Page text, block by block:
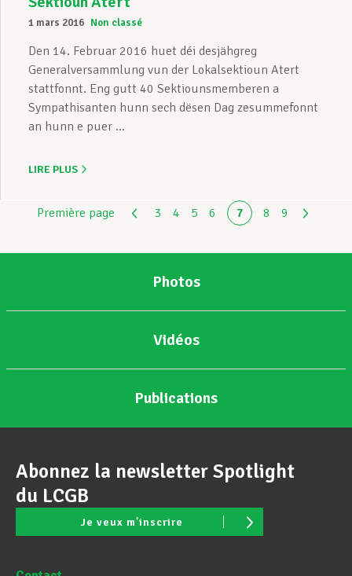
1 mars 2016 Non classé
Den 14. Februar 2016 huet déi desjähgreg
Generalversammlung vun der Lokalsektioun Atert
stattfonnt. Eng gutt 40 Sektiounsmemberen a
Sympathisanten hunn sech dësen Dag zesummefonnt
an hunn e puer ...
LIRE PLUS
Première page 3 4 5 6 7 8 9
Photos
Vidéos
Publications
Abonnez la newsletter Spotlight
du LCGB
Je veux m'inscrire